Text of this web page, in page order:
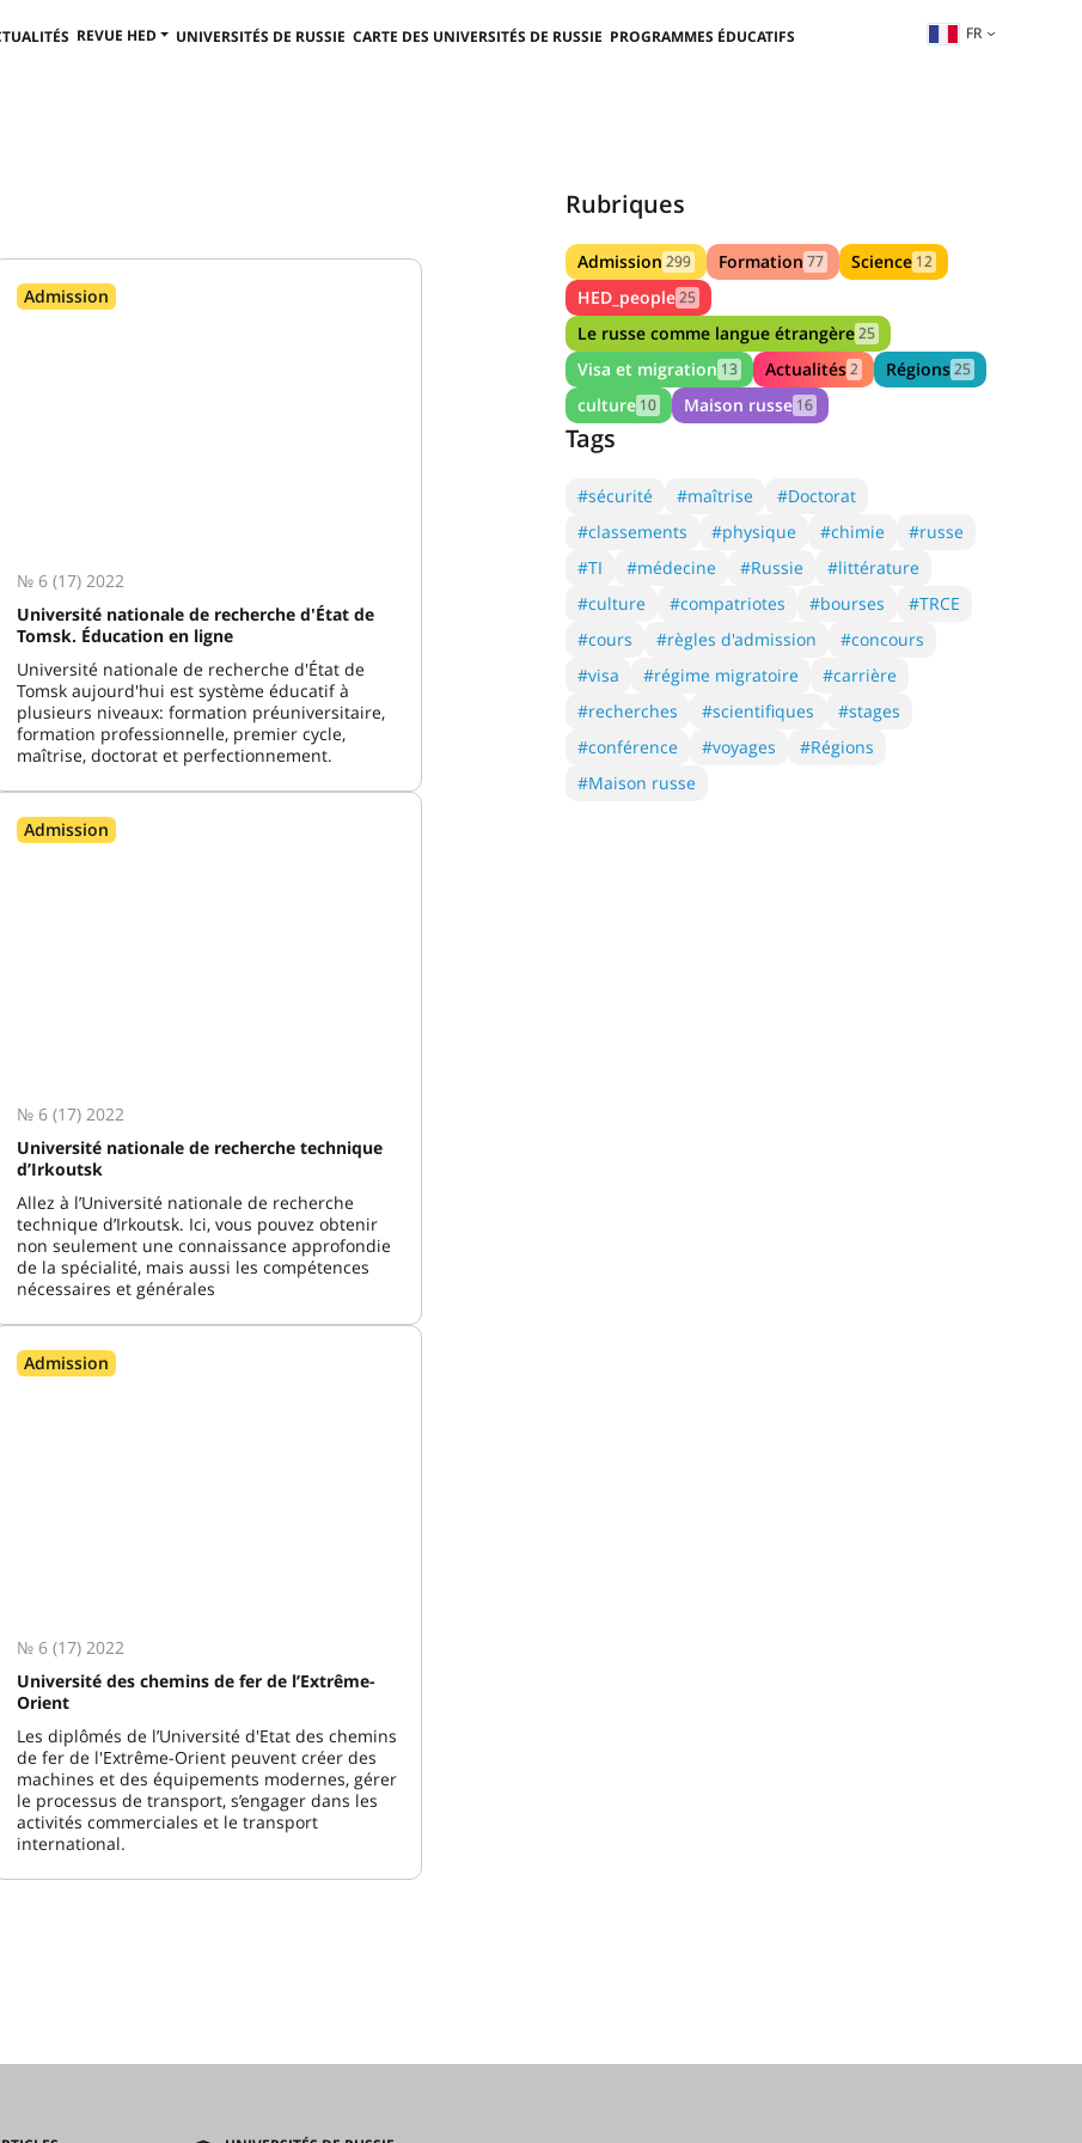
REVUE HED UNIVERSITÉS DE RUSSIE CARTE DES UNIVERSITÉS DE RUSSIE PROGRAMMES ÉDUCATIFS FR
Admission
№ 6 (17) 2022
Université nationale de recherche d'État de
Tomsk. Éducation en ligne
Université nationale de recherche d'État de
Tomsk aujourd'hui est système éducatif à
plusieurs niveaux: formation préuniversitaire,
formation professionnelle, premier cycle,
maîtrise, doctorat et perfectionnement.
Admission
№ 6 (17) 2022
Université nationale de recherche technique
d’Irkoutsk
Allez à l’Université nationale de recherche
technique d’Irkoutsk. Ici, vous pouvez obtenir
non seulement une connaissance approfondie
de la spécialité, mais aussi les compétences
nécessaires et générales
Admission
№ 6 (17) 2022
Université des chemins de fer de l’Extrême-
Orient
Les diplômés de l’Université d'Etat des chemins
de fer de l'Extrême-Orient peuvent créer des
machines et des équipements modernes, gérer
le processus de transport, s’engager dans les
activités commerciales et le transport
international.
Rubriques
Admission 299 Formation 77 Science 12
HED_people25
Le russe comme langue étrangère25
Visa et migration 13 Actualités2 Régions25
culture 10 Maison russe 16
Tags
#sécurité #maîtrise
#Doctorat
#classements
#physique #chimie
#russe
#TI
#médecine #Russie
#littérature
#culture
#compatriotes #bourses
#TRCE
#cours
#règles d'admission
#concours
#visa
#régime migratoire
#carrière
#recherches
#scientifiques
#stages
#conférence
#voyages
#Régions
#Maison russe